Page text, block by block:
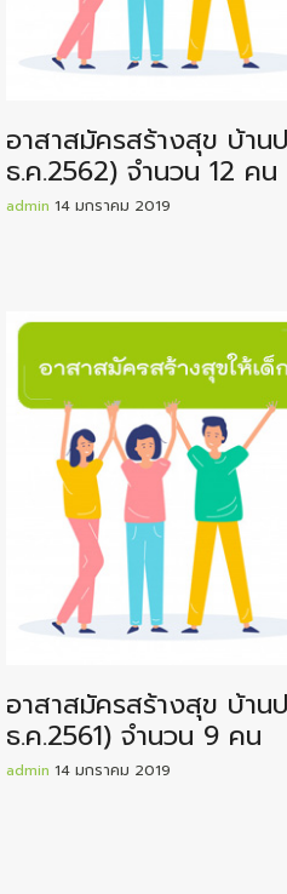
อาสาสมัครสร้างสุข บ้าน
ธ.ค.2562) จำนวน 12 คน
admin 14 มกราคม 2019
อาสาสมัครสร้างสุข บ้าน
ธ.ค.2561) จำนวน 9 คน
admin 14 มกราคม 2019